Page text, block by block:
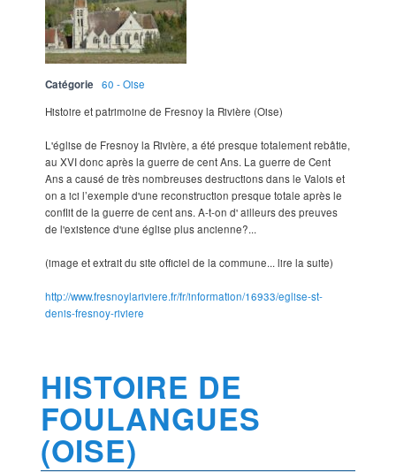
Catégorie
60 - Oise
Histoire et patrimoine de Fresnoy la Rivière (Oise)
L'église de Fresnoy la Rivière, a été presque totalement rebâtie,
au XVI donc après la guerre de cent Ans. La guerre de Cent
Ans a causé de très nombreuses destructions dans le Valois et
on a ici l’exemple d'une reconstruction presque totale après le
conflit de la guerre de cent ans. A-t-on d' ailleurs des preuves
de l'existence d'une église plus ancienne?...
(image et extrait du site officiel de la commune... lire la suite)
http://www.fresnoylariviere.fr/fr/information/16933/eglise-st-
denis-fresnoy-riviere
HISTOIRE DE
FOULANGUES
(OISE)